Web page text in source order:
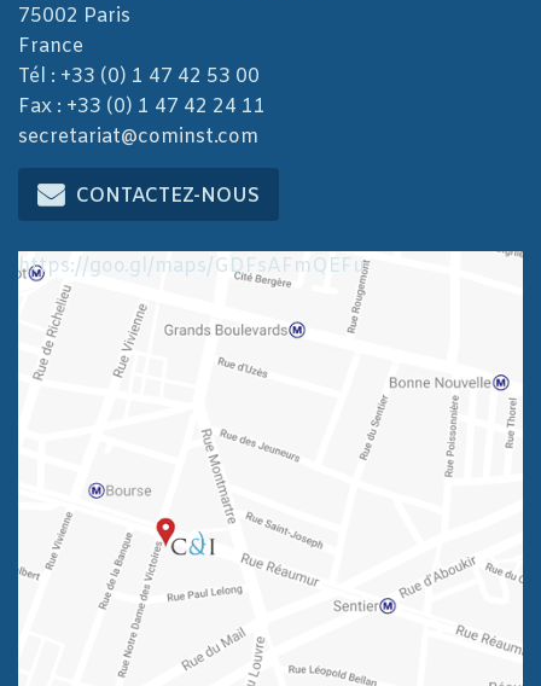
75002 Paris
France
Tél : +33 (0) 1 47 42 53 00
Fax : +33 (0) 1 47 42 24 11
secretariat@cominst.com
CONTACTEZ-NOUS
https://goo.gl/maps/GDFsAFmQEFu